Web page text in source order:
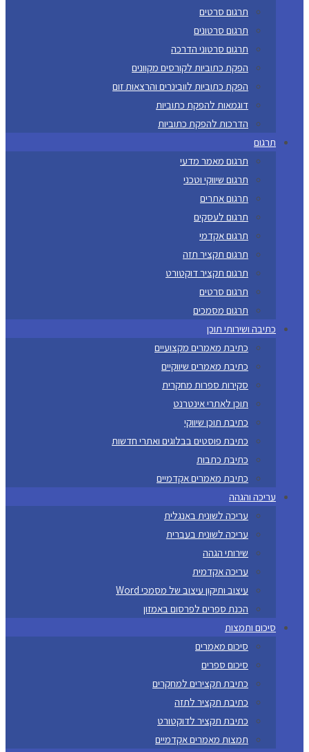
תרגום סרטים
תרגום סרטונים
תרגום סרטוני הדרכה
הפקת כתוביות לקורסים מקוונים
הפקת כתוביות לוובינרים והרצאות זום
דוגמאות להפקת כתוביות
הדרכות להפקת כתוביות
תרגום
תרגום מאמר מדעי
תרגום שיווקי וטכני
תרגום אתרים
תרגום לעסקים
תרגום אקדמי
תרגום תקציר תזה
תרגום תקציר דוקטורט
תרגום סרטים
תרגום מסמכים
כתיבה ושירותי תוכן
כתיבת מאמרים מקצועיים
כתיבת מאמרים שיווקיים
סקירות ספרות מחקרית
תוכן לאתרי אינטרנט
כתיבת תוכן שיווקי
כתיבת פוסטים בבלוגים ואתרי חדשות
כתיבת כתבות
כתיבת מאמרים אקדמיים
עריכה והגהה
עריכה לשונית באנגלית
עריכה לשונית בעברית
שירותי הגהה
עריכה אקדמית
עיצוב ותיקון עיצוב של מסמכי Word
הכנת ספרים לפרסום באמזון
סיכום ותמצות
סיכום מאמרים
סיכום ספרים
כתיבת תקצירים למחקרים
כתיבת תקציר לתזה
כתיבת תקציר לדוקטורט
תמצות מאמרים אקדמיים